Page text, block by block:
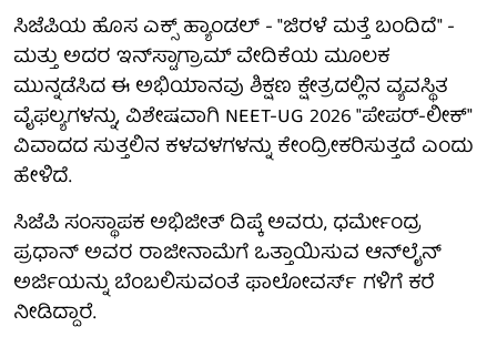
ಸಿಜೆಪಿಯ ಹೊಸ ಎಕ್ಸ್ ಹ್ಯಾಂಡಲ್ - "ಜಿರಳೆ ಮತ್ತೆ ಬಂದಿದೆ" -
ಮತ್ತು ಅದರ ಇನ್‌ಸ್ಟಾಗ್ರಾಮ್ ವೇದಿಕೆಯ ಮೂಲಕ
ಮುನ್ನಡೆಸಿದ ಈ ಅಭಿಯಾನವು ಶಿಕ್ಷಣ ಕ್ಷೇತ್ರದಲ್ಲಿನ ವ್ಯವಸ್ಥಿತ
ವೈಫಲ್ಯಗಳನ್ನು, ವಿಶೇಷವಾಗಿ NEET-UG 2026 "ಪೇಪರ್-ಲೀಕ್"
ವಿವಾದದ ಸುತ್ತಲಿನ ಕಳವಳಗಳನ್ನು ಕೇಂದ್ರೀಕರಿಸುತ್ತದೆ ಎಂದು
ಹೇಳಿದೆ.
ಸಿಜೆಪಿ ಸಂಸ್ಥಾಪಕ ಅಭಿಜೀತ್ ದಿಪ್ಕೆ ಅವರು, ಧರ್ಮೇಂದ್ರ
ಪ್ರಧಾನ್ ಅವರ ರಾಜೀನಾಮೆಗೆ ಒತ್ತಾಯಿಸುವ ಆನ್‌ಲೈನ್
ಅರ್ಜಿಯನ್ನು ಬೆಂಬಲಿಸುವಂತೆ ಫಾಲೋವರ್ಸ್ ಗಳಿಗೆ ಕರೆ
ನೀಡಿದ್ದಾರೆ.